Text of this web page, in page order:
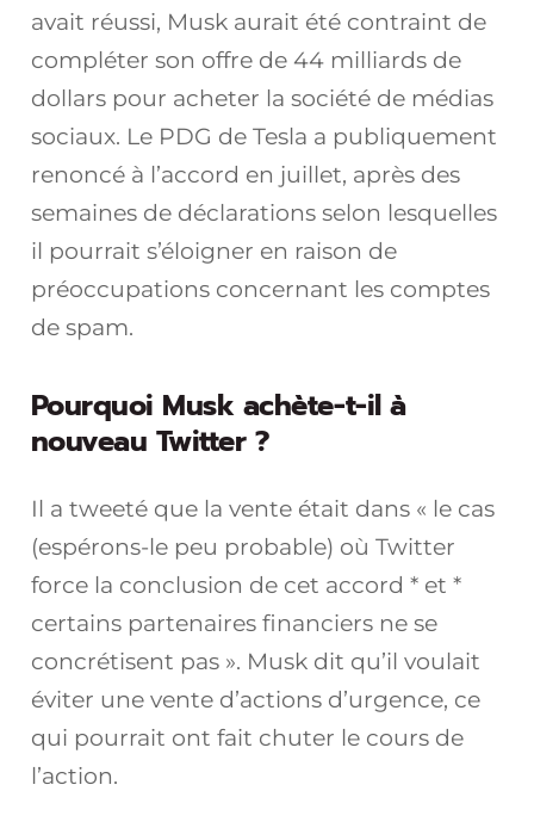
avait réussi, Musk aurait été contraint de
compléter son offre de 44 milliards de
dollars pour acheter la société de médias
sociaux. Le PDG de Tesla a publiquement
renoncé à l’accord en juillet, après des
semaines de déclarations selon lesquelles
il pourrait s’éloigner en raison de
préoccupations concernant les comptes
de spam.
Pourquoi Musk achète-t-il à
nouveau Twitter ?
Il a tweeté que la vente était dans « le cas
(espérons-le peu probable) où Twitter
force la conclusion de cet accord * et *
certains partenaires financiers ne se
concrétisent pas ». Musk dit qu’il voulait
éviter une vente d’actions d’urgence, ce
qui pourrait ont fait chuter le cours de
l’action.